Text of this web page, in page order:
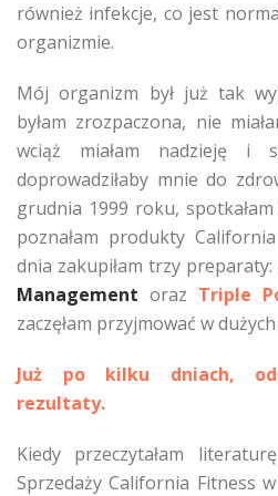
również infekcje, co jest
organizmie.
Mój organizm był już tak
byłam zrozpaczona, nie
wciąż miałam nadzieję i
doprowadziłaby mnie do
grudnia 1999 roku,
poznałam produkty
dnia zakupiłam trzy
Management oraz Triple
zaczęłam przyjmować w
Już po kilku dniach,
rezultaty.
Kiedy przeczytałam
Sprzedaży California Fitness